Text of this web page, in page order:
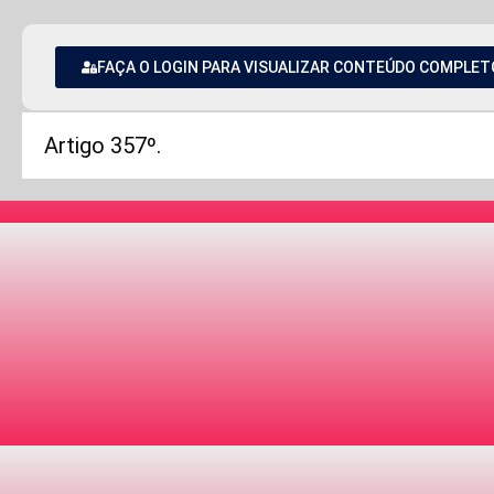
FAÇA O LOGIN PARA VISUALIZAR CONTEÚDO
Artigo 357º.